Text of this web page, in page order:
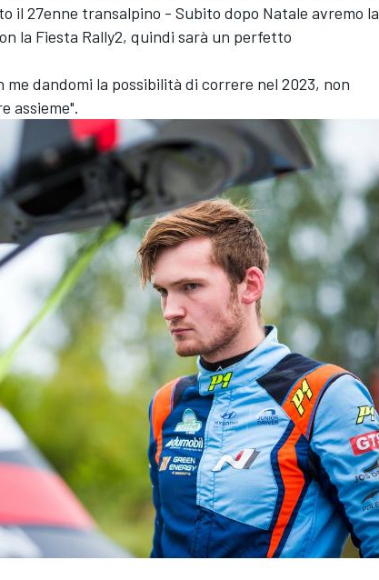
il 27enne transalpino - Subito dopo Natale avremo la
la Fiesta Rally2, quindi sarà un perfetto
dandomi la possibilità di correre nel 2023, non
assieme".